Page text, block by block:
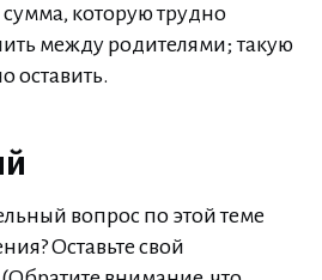
которую трудно
между родителями; такую
оставить.
вопрос по этой теме
Оставьте свой